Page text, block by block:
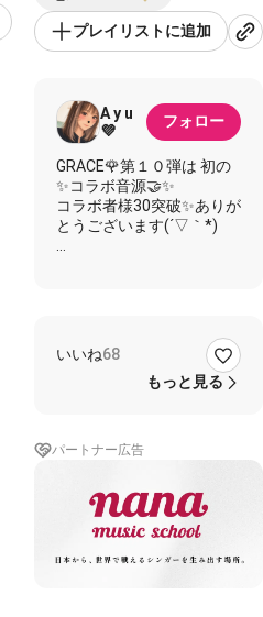
プレイリストに追加
A y u
💜
フォロー
GRACE🌹第１０弾は 初の
✨コラボ音源🤝✨
コラボ者様30突破✨ありが
とうございます(´▽｀*)
2人で正座待ちしてます
（・＿・）／＼（・＿・）
チビさんのかっこいい伴奏
｡oＯo｡.:♥:.｡oＯo｡.:♥:.｡oＯ
o｡.:♥:.｡oＯo｡.:♥:.
いいね68
もっと見る
パートナー広告